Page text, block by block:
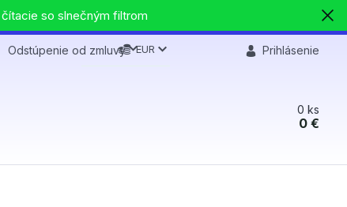
so slnečným filtrom
Odstúpenie od zmluvy EUR Prihlásenie
0 ks
0 €